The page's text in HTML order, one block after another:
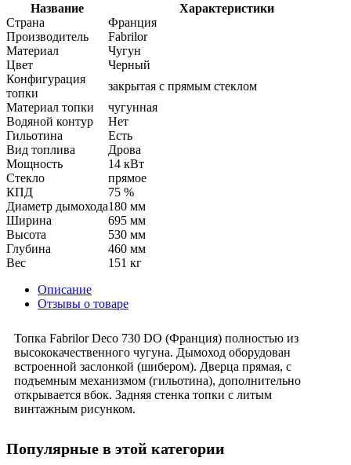
Название
Характеристики
Страна
Франция
Производитель
Fabrilor
Материал
Чугун
Цвет
Черный
Конфигурация
топки
закрытая с прямым стеклом
Материал топки
чугунная
Водяной контур
Нет
Гильотина
Есть
Вид топлива
Дрова
Мощность
14 кВт
Стекло
прямое
КПД
75 %
Диаметр дымохода180 мм
Ширина
695 мм
Высота
530 мм
Глубина
460 мм
Вес
151 кг
Описание
Отзывы о товаре
Топка Fabrilor Deco 730 DO (Франция) полностью из
высококачественного чугуна. Дымоход оборудован
встроенной заслонкой (шибером). Дверца прямая, с
подъемным механизмом (гильотина), дополнительно
открывается вбок. Задняя стенка топки с литым
винтажным рисунком.
Популярные в этой категории